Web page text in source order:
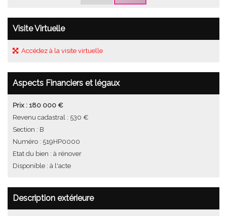
Visite Virtuelle
Accédez à la visite virtuelle
Aspects Financiers et légaux
Prix : 180 000 €
Revenu cadastral : 530 €
Section : B
Numéro : 519HP0000
Etat du bien : à rénover
Disponible : à l'acte
Description extérieure